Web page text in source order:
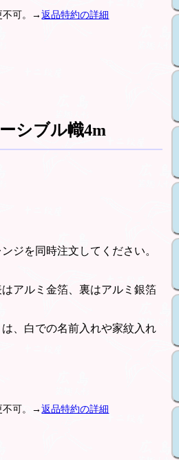
不可。→返品特約の詳細
シブル幟4m
ジを同時注文してください。
アルミ金箔、裏はアルミ銀箔
、白での名前入れや家紋入れ
不可。→返品特約の詳細